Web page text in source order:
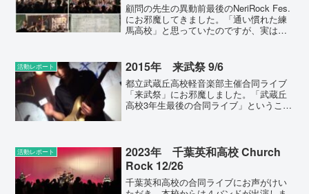
顧問の先生の異動前最後のNeriRock Fes.
にお邪魔してきました。「通い慣れた練
馬高校」と思っていたのですが、実は、
NAKANO Fresh ROCK FES.1...
活動レポート 2015年 来武祭 9/6
都立武蔵丘高校軽音楽部主催合同ライブ
「来武祭」にお邪魔しました。「武蔵丘
高校3年生最後の合同ライブ」ということ
が参加することにな...
活動レポート
2023年 千葉英和高校 Church
Rock 12/26
千葉英和高校の合同ライブにお声がけい